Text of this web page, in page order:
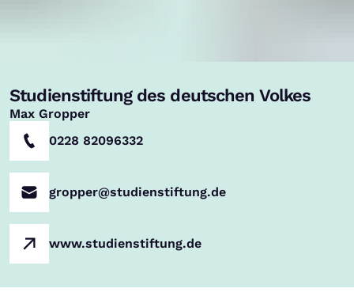
Studienstiftung des deutschen Volkes
,
Max Gropper
0228 82096332
gropper@studienstiftung.de
www.studienstiftung.de